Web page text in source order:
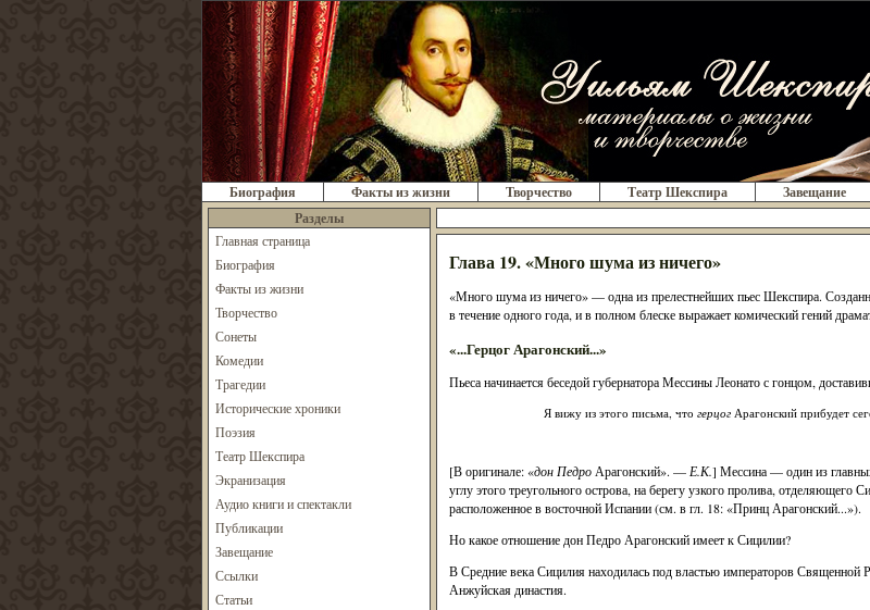
Биография Факты из жизни Творчество Театр Шекспира Завещание
Разделы
Главная страница
Биография
Факты из жизни
Творчество
Сонеты
Комедии
Трагедии
Исторические хроники
Поэзия
Театр Шекспира
Экранизация
Аудио книги и спектакли
Публикации
Завещание
Ссылки
Статьи
Глава 19. «Много шума из ничего»
«Много шума из ничего» — одна из прелестнейших пьес Шекспира.
в течение одного года, и в полном блеске выражает комический гений
«...Герцог Арагонский...»
Пьеса начинается беседой губернатора Мессины Леонато с гонцом,
Я вижу из этого письма, что герцогАрагонский прибудет
[В оригинале: «дон ПедроАрагонский». — Е.К.] Мессина — один из
углу этого треугольного острова, на берегу узкого пролива,
расположенное в восточной Испании (см. в гл. 18: «Принц Арагонский...»).
Но какое отношение дон Педро Арагонский имеет к Сицилии?
В Средние века Сицилия находилась под властью императоров Священной
Анжуйская династия.